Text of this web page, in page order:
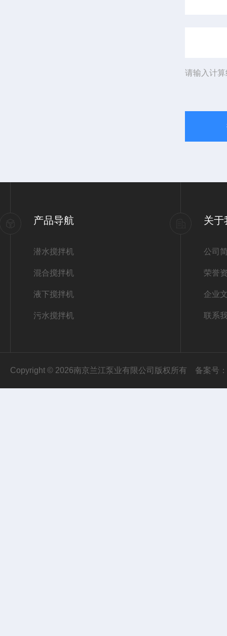
请输入计
产品导航
潜水搅拌机
混合搅拌机
液下搅拌机
污水搅拌机
关于
公司
荣誉
企业
联系
Copyright © 2026南京兰江泵业有限公司版权所有 备案号